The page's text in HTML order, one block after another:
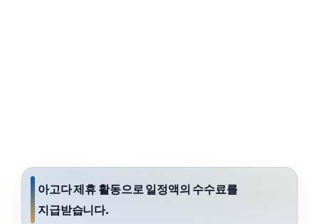
아고다 제휴 활동으로 일정액의 수수료를
지급받습니다.